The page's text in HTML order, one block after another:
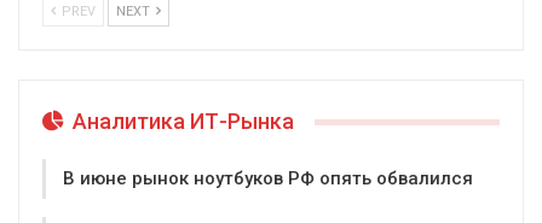
PREV NEXT
Аналитика ИТ-Рынка
В июне рынок ноутбуков РФ опять обвалился